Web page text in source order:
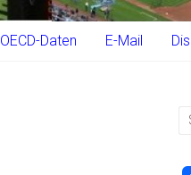
OECD-Daten E-Mail